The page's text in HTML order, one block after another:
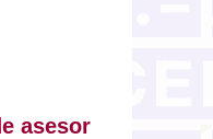
la orden de
asesor